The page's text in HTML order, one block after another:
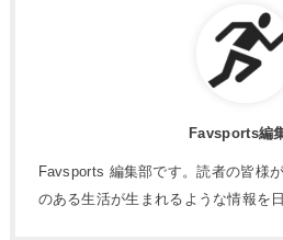
Favsports編
Favsports 編集部です。読者の皆様
のある生活が生まれるような情報を